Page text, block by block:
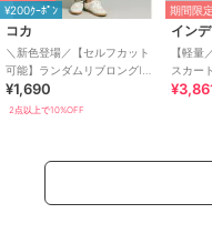
¥200ｸｰﾎﾟﾝ
コカ
＼新色登場／【セルフカット
可能】ランダムリブロングIラ
インスカート 全8色
¥1,690
2点以上で10%OFF
期間限
イン
【軽量
スカート